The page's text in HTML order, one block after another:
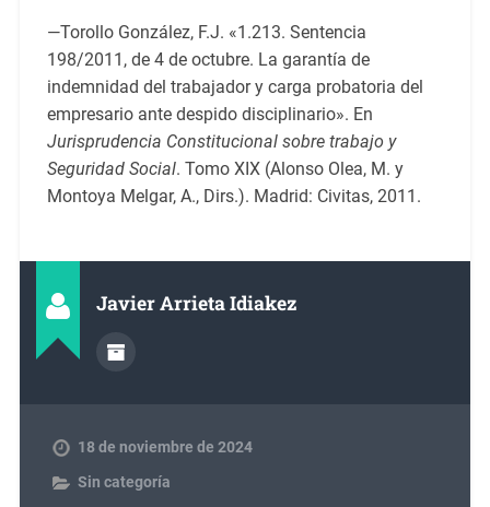
—Torollo González, F.J. «1.213. Sentencia
198/2011, de 4 de octubre. La garantía de
indemnidad del trabajador y carga probatoria del
empresario ante despido disciplinario». En
Jurisprudencia Constitucional sobre trabajo y
Seguridad Social. Tomo XIX (Alonso Olea, M. y
Montoya Melgar, A., Dirs.). Madrid: Civitas, 2011.
Javier Arrieta Idiakez
18 de noviembre de 2024
Sin categoría